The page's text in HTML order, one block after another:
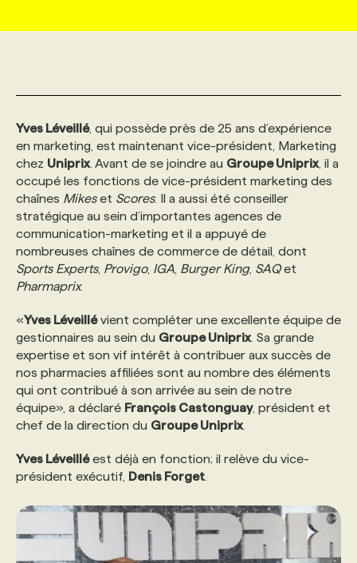
AFFAIRES DE L'INDUSTRIE
INITIATIVES NUMÉRIQUES
PRIX ET DISTINCTIONS
TENDANCES
WEB & MÉDIAS SOCIAUX
MARKETING DURABLE
GEO/SEO
NOS AUTEUR‧RICES
INFOLETTRE PUBLICITÉ
ANNONCEZ AVEC NOUS
CONSULTER LA CVTHÈQUE
PROFIL ENTREPRISE
FAQ
ANNONCEZ AVEC NOUS
VOIR LES OFFRES
PROFIL CANDIDAT
FAQ
ANNONCEZ AVEC NOUS
NOS FORMATIONS EN LIGNE
NOS PARCOURS DE FORMATIONS
FORMATIONS PERSONNALISÉES
NOS FORMATEUR‧RICES
POURQUOI CHOISIR NOS FORMATIONS
NOS TARIFS
PROGRAMMES DE SUBVENTIONS
CHASSE DE TÊTE
SERVICE DE CHASSE DE TÊTE
NOS TARIFS
NOS EXPERTISES
FAQ
ANNONCEZ AVEC NOUS
Yves Léveillé, qui possède près de 25 ans d’expérience
en marketing, est maintenant vice-président, Marketing
chez Uniprix . Avant de se joindre au Groupe Uniprix , il a
occupé les fonctions de vice-président marketing des
chaînes Mikeset Scores. Il a aussi été conseiller
stratégique au sein d’importantes agences de
communication-marketing et il a appuyé de
nombreuses chaînes de commerce de détail, dont
Sports Experts, Provigo, IGA Burger King, SAQet
Pharmaprix.
«Yves Léveillévient compléter une excellente équipe de
gestionnaires au sein du Groupe Uniprix . Sa grande
expertise et son vif intérêt à contribuer aux succès de
nos pharmacies affiliées sont au nombre des éléments
qui ont contribué à son arrivée au sein de notre
équipe», a déclaré François Castonguay, président et
chef de la direction du Groupe Uniprix
Yves Léveilléest déjà en fonction; il relève du vice-
président exécutif, Denis Forget